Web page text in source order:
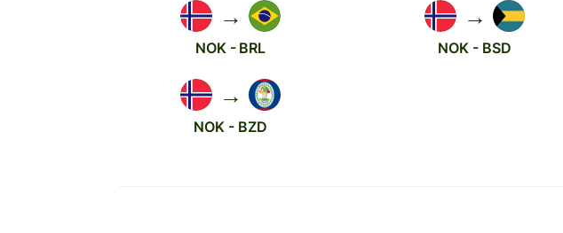
→
NOK - BRL
→
NOK - BSD
→
NOK - BZD